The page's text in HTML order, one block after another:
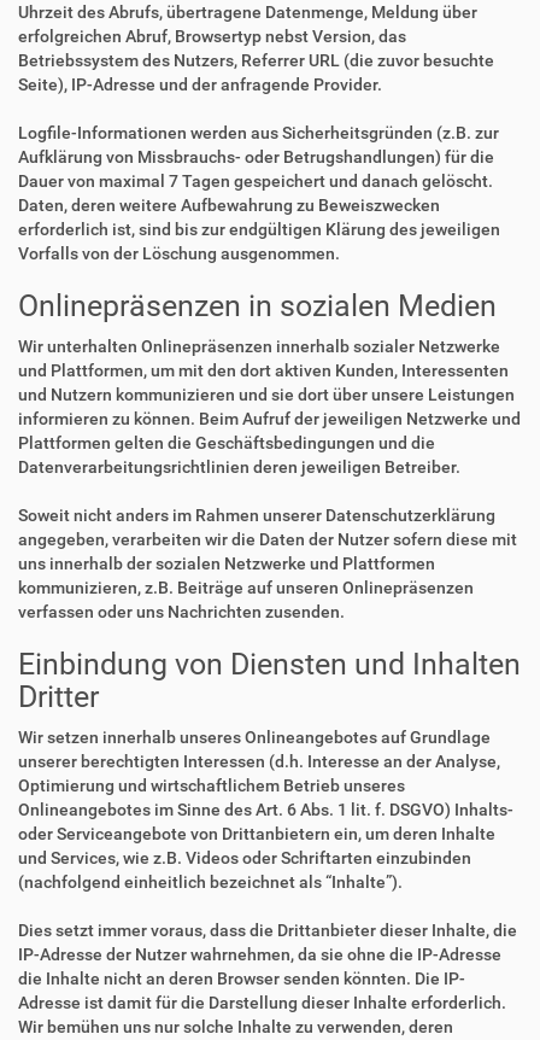
Uhrzeit des Abrufs, übertragene Datenmenge, Meldung über
erfolgreichen Abruf, Browsertyp nebst Version, das
Betriebssystem des Nutzers, Referrer URL (die zuvor besuchte
Seite), IP-Adresse und der anfragende Provider.
Logfile-Informationen werden aus Sicherheitsgründen (z.B. zur
Aufklärung von Missbrauchs- oder Betrugshandlungen) für die
Dauer von maximal 7 Tagen gespeichert und danach gelöscht.
Daten, deren weitere Aufbewahrung zu Beweiszwecken
erforderlich ist, sind bis zur endgültigen Klärung des jeweiligen
Vorfalls von der Löschung ausgenommen.
Onlinepräsenzen in sozialen Medien
Wir unterhalten Onlinepräsenzen innerhalb sozialer Netzwerke
und Plattformen, um mit den dort aktiven Kunden, Interessenten
und Nutzern kommunizieren und sie dort über unsere Leistungen
informieren zu können. Beim Aufruf der jeweiligen Netzwerke und
Plattformen gelten die Geschäftsbedingungen und die
Datenverarbeitungsrichtlinien deren jeweiligen Betreiber.
Soweit nicht anders im Rahmen unserer Datenschutzerklärung
angegeben, verarbeiten wir die Daten der Nutzer sofern diese mit
uns innerhalb der sozialen Netzwerke und Plattformen
kommunizieren, z.B. Beiträge auf unseren Onlinepräsenzen
verfassen oder uns Nachrichten zusenden.
Einbindung von Diensten und Inhalten
Dritter
Wir setzen innerhalb unseres Onlineangebotes auf Grundlage
unserer berechtigten Interessen (d.h. Interesse an der Analyse,
Optimierung und wirtschaftlichem Betrieb unseres
Onlineangebotes im Sinne des Art. 6 Abs. 1 lit. f. DSGVO) Inhalts-
oder Serviceangebote von Drittanbietern ein, um deren Inhalte
und Services, wie z.B. Videos oder Schriftarten einzubinden
(nachfolgend einheitlich bezeichnet als “Inhalte”).
Dies setzt immer voraus, dass die Drittanbieter dieser Inhalte, die
IP-Adresse der Nutzer wahrnehmen, da sie ohne die IP-Adresse
die Inhalte nicht an deren Browser senden könnten. Die IP-
Adresse ist damit für die Darstellung dieser Inhalte erforderlich.
Wir bemühen uns nur solche Inhalte zu verwenden, deren